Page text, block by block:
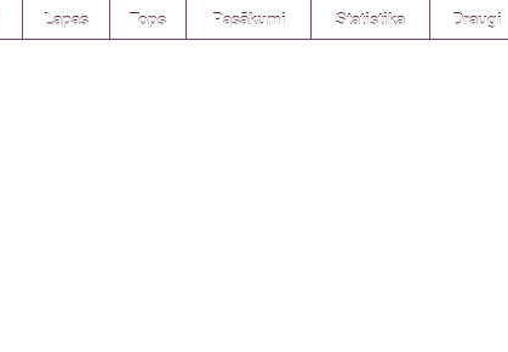
Lapas Tops Pasākumi Statistika Draugi